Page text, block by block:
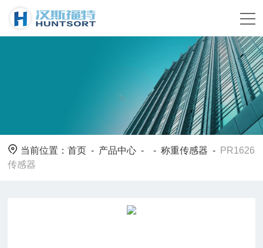
当前位置：首页 - 产品中心 - -称重传感器 -
PR1626
传感器